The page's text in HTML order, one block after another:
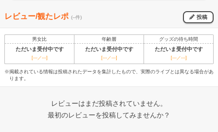
レビュー/観たレポ (--件) 投稿
男女比 年齢層 グッズの待ち時間
ただいま受付中です ただいま受付中です ただいま受付中です
[---／---] [---／---] [---／---]
※掲載されている情報は投稿されたデータを集計したもので、実際のライブとは異なる場合があ
ります。
レビューはまだ投稿されていません。
最初のレビューを投稿してみませんか？